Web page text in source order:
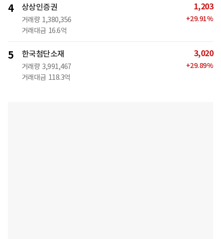
4 상상인증권
거래량 1,380,356
거래대금 16.6억
1,203
+29.91%
5 한국첨단소재
거래량 3,991,467
거래대금 118.3억
3,020
+29.89%